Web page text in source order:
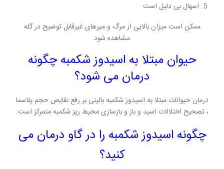
اسهال بی دلیل است
ممکن است میزان بالایی از مرگ و میرهای غیرقابل توضیح در گله
مشاهده شود
حیوان مبتلا به اسیدوز شکمبه چگونه
درمان می شود؟
درمان حیوانات مبتلا به اسیدوز شکمبه بالینی بر رفع نقایص حجم پلاسما
، تصحیح اختلالات اسید و باز و بازسازی محیط ریز شکمبه متمرکز است.
چگونه اسیدوز شکمبه را در گاو درمان می
کنید؟